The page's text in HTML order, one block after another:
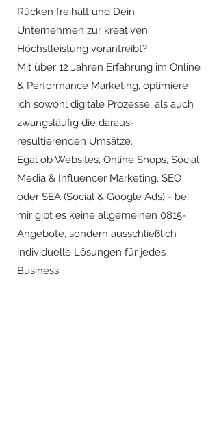
Rücken freihält und Dein
Unternehmen zur kreativen
Höchstleistung vorantreibt?
Mit über 12 Jahren Erfahrung im Online
& Performance Marketing, optimiere
ich sowohl digitale Prozesse, als auch
zwangsläufig die daraus-
resultierenden Umsätze.
Egal ob Websites, Online Shops, Social
Media & Influencer Marketing, SEO
oder SEA (Social & Google Ads) - bei
mir gibt es keine allgemeinen 0815-
Angebote, sondern ausschließlich
individuelle Lösungen für jedes
Business.